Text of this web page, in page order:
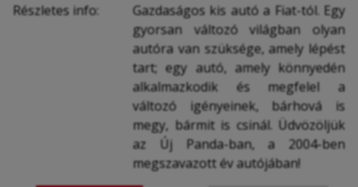
Részletes info:
Gazdaságos kis autó a Fiat-tól. Egy
gyorsan változó világban olyan
autóra van szüksége, amely lépést
tart; egy autó, amely könnyedén
alkalmazkodik és megfelel a
változó igényeinek, bárhová is
megy, bármit is csinál. Üdvözöljük
az Új Panda-ban, a 2004-ben
megszavazott év autójában!